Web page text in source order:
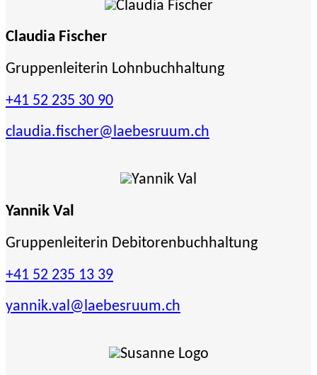
Claudia Fischer
Gruppenleiterin Lohnbuchhaltung
+41 52 235 30 90
claudia.fischer@laebesruum.ch
Yannik Val
Gruppenleiterin Debitorenbuchhaltung
+41 52 235 13 39
yannik.val@laebesruum.ch